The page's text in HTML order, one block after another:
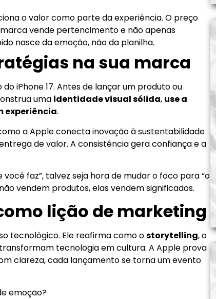
o valor como parte da experiência. O preço
vende pertencimento e não apenas
nasce da emoção, não da planilha.
na sua marca
iPhone 17. Antes de lançar um produto ou
uma identidade visual sólida, use a
experiência.
a Apple conecta inovação à sustentabilidade
de valor. A consistência gera confiança e a
faz”, talvez seja hora de mudar o foco para “o
vendem produtos, elas vendem significados.
lição de marketing
tecnológico. Ele reafirma como ostorytelling, o
transformam tecnologia em cultura. A Apple prova
clareza, cada lançamento se torna um evento
emoção?